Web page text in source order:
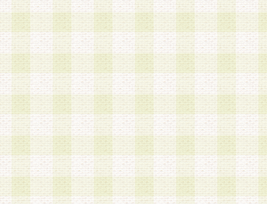
実施もしくは運営
d.その他これらに付随する業務
4.会員は、住所、電話番号その他の登録情報につ
合は、速やかに当社所定の変更手続きを行うもの
5.当社は、必要と認めた場合、会員に対して、電
手段により登録情報の対象者が会員登録者本人で
の内容が正確であること、アンケートの回答内容
うことができるものとます。
6.会員は、会員登録後当社が定期的に行う登録情
して、当社指定の期間内に更新手続きを行うもの
該期間内に更新手続きを行わない場合、その時点
発行したポイントは失効されるものとします。